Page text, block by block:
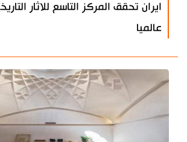
ايران تحقق المركز التاسع للاثار
عالميا